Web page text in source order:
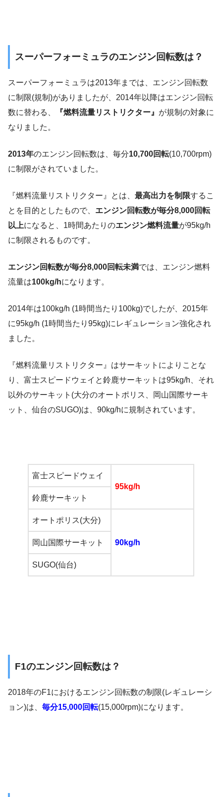
スーパーフォーミュラのエンジン回転数は？
スーパーフォーミュラは2013年までは、エンジン回転数
に制限(規制)がありましたが、2014年以降はエンジン回転
数に替わる、
『燃料流量リストリクター』 が規制の対象に
なりました。
2013年のエンジン回転数は、毎分10,700回転(10,700rpm)
に制限がされていました。
『燃料流量リストリクター』とは、 最高出力を制限するこ
とを目的としたもので、 エンジン回転数が毎分8,000回転
以上になると、1時間あたりのエンジン燃料流量が95kg/h
に制限されるものです。
エンジン回転数が毎分8,000回転未満では、エンジン燃料
流量は100kg/hになります。
2014年は100kg/h (1時間当たり100kg)でしたが、2015年
に95kg/h (1時間当たり95kg)にレギュレーション強化され
ました。
『燃料流量リストリクター』はサーキットによりことな
り、富士スピードウェイと鈴鹿サーキットは95kg/h、それ
以外のサーキット(大分のオートポリス、岡山国際サーキ
ット、仙台のSUGO)は、90kg/hに規制されています。
富士スピードウェイ
95kg/h
鈴鹿サーキット
オートポリス(大分)
90kg/h
岡山国際サーキット
SUGO(仙台)
F1のエンジン回転数は？
2018年のF1におけるエンジン回転数の制限(レギュレーシ
ョン)は、 毎分15,000回転(15,000rpm)になります。